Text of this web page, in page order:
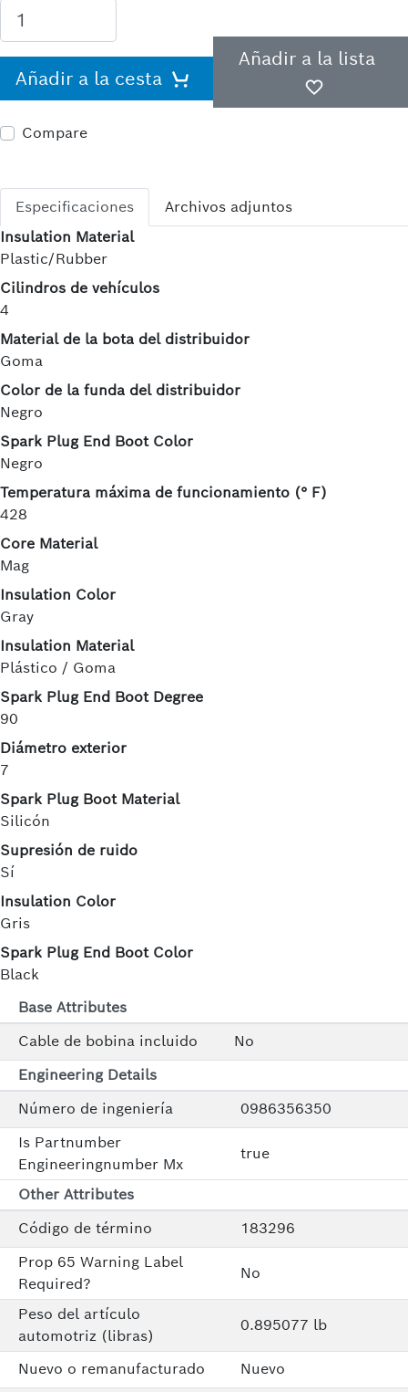
Añadir a la cesta
Añadir a la lista
Compare
Especificaciones
Archivos adjuntos
Insulation Material
Plastic/Rubber
Cilindros de vehículos
4
Material de la bota del distribuidor
Goma
Color de la funda del distribuidor
Negro
Spark Plug End Boot Color
Negro
Temperatura máxima de funcionamiento (° F)
428
Core Material
Mag
Insulation Color
Gray
Insulation Material
Plástico / Goma
Spark Plug End Boot Degree
90
Diámetro exterior
7
Spark Plug Boot Material
Silicón
Supresión de ruido
Sí
Insulation Color
Gris
Spark Plug End Boot Color
Black
Base Attributes
Cable de bobina incluido
No
Engineering Details
Número de ingeniería
0986356350
Is Partnumber
Engineeringnumber Mx
true
Other Attributes
Código de término
183296
Prop 65 Warning Label
Required?
No
Peso del artículo
automotriz (libras)
0.895077 lb
Nuevo o remanufacturado
Nuevo